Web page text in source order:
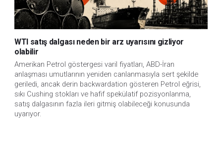
WTI satış dalgası neden bir arz uyarısını gizliyor
olabilir
Amerikan Petrol göstergesi varil fiyatları, ABD-İran
anlaşması umutlarının yeniden canlanmasıyla sert şekilde
geriledi, ancak derin backwardation gösteren Petrol eğrisi,
sıkı Cushing stokları ve hafif spekülatif pozisyonlanma,
satış dalgasının fazla ileri gitmiş olabileceği konusunda
uyarıyor.